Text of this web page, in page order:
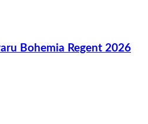
Bohemia Regent 2026